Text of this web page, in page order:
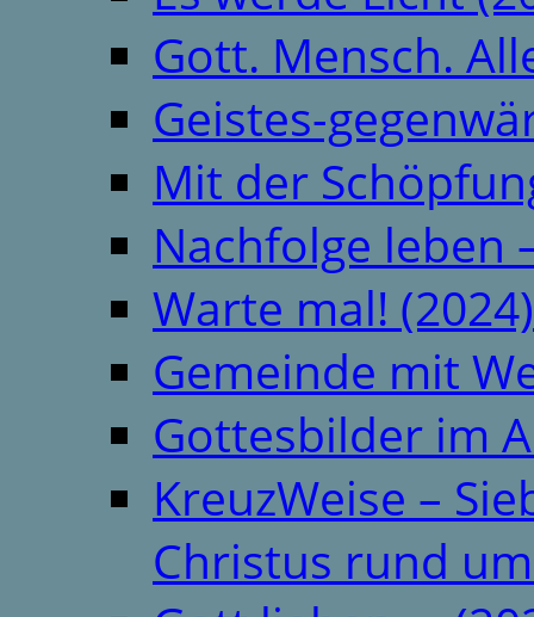
Gott. Mensch.
Geistes-
Mit der
Nachfolge leben
Warte mal! (2024)
Gemeinde mit
Gottesbilder im
KreuzWeise –
Christus rund